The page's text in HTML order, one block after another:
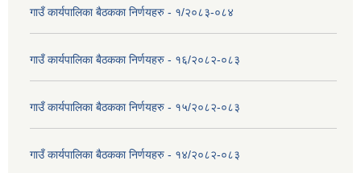
गाउँ कार्यपालिका बैठकका निर्णयहरु - १/२०८३-०८४
गाउँ कार्यपालिका बैठकका निर्णयहरु - १६/२०८२-०८३
गाउँ कार्यपालिका बैठकका निर्णयहरु - १५/२०८२-०८३
गाउँ कार्यपालिका बैठकका निर्णयहरु - १४/२०८२-०८३